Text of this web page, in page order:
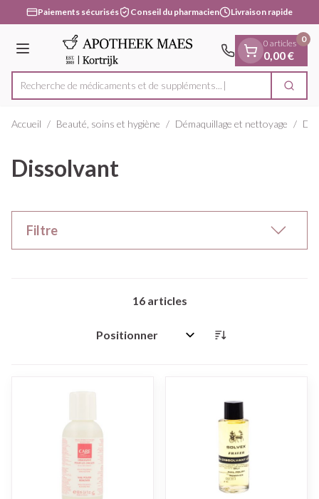
Aller au contenu
1 de 1
Paiements sécurisés Conseil du pharmacien Livraison rapide
Menu
Rechercher
Recherche de médicaments et de suppléments...
0 articles
0,00 €
0
Accueil / Beauté, soins et hygiène / Démaquillage et nettoyage /
Dissolvant
Filtre
16articles
Trier par: